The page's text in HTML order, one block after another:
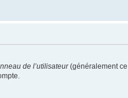
de l’utilisateur(généralement